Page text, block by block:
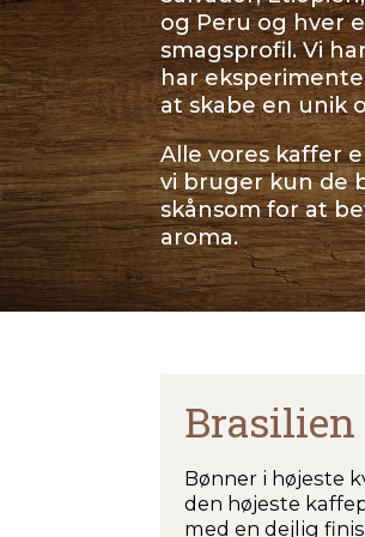
og Peruog hver
smagsprofil. Vi
har
at skabe en unik
Alle vores kaffer
vi bruger kun de
skånsom for at
aroma.
Brasilien
Bønner i højeste
den højeste
med en dejlig